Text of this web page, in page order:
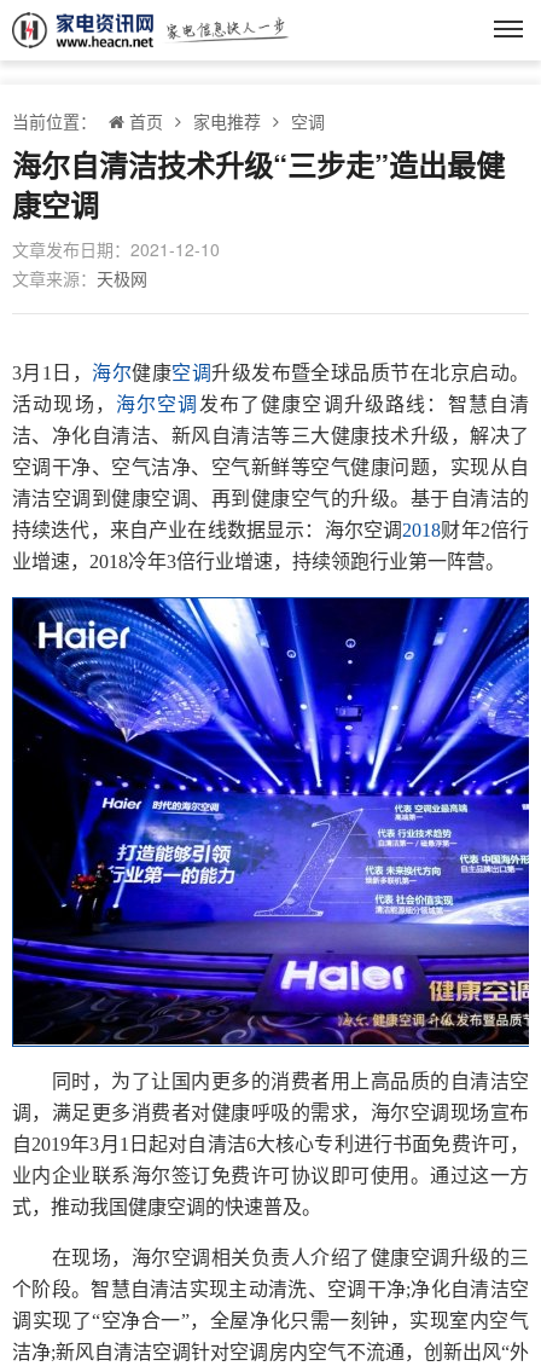
当前位置： 首页 家电推荐 空调
海尔自清洁技术升级“三步走”造出最健
康空调
文章发布日期：2021-12-10
文章来源： 天极网
3月1日， 海尔健康空调升级发布暨全球品质节在北京启动。
活动现场， 海尔空调 发布了健康空调升级路线：智慧自清
洁、净化自清洁、新风自清洁等三大健康技术升级，解决了
空调干净、空气洁净、空气新鲜等空气健康问题，实现从自
清洁空调到健康空调、再到健康空气的升级。基于自清洁的
持续迭代，来自产业在线数据显示：海尔空调 2018财年2倍行
业增速，2018冷年3倍行业增速，持续领跑行业第一阵营。
同时，为了让国内更多的消费者用上高品质的自清洁空
调，满足更多消费者对健康呼吸的需求，海尔空调现场宣布
自2019年3月1日起对自清洁6大核心专利进行书面免费许可，
业内企业联系海尔签订免费许可协议即可使用。通过这一方
式，推动我国健康空调的快速普及。
在现场，海尔空调相关负责人介绍了健康空调升级的三
个阶段。智慧自清洁实现主动清洗、空调干净;净化自清洁空
调实现了“空净合一”，全屋净化只需一刻钟，实现室内空气
洁净;新风自清洁空调针对空调房内空气不流通，创新出风“外